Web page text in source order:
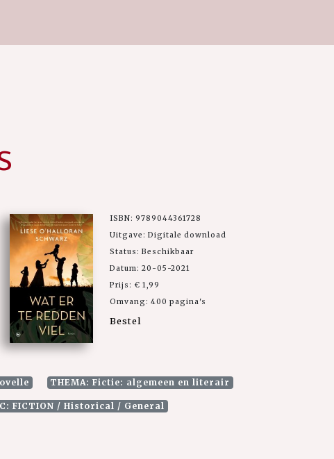
ISBN: 9789044361728
Uitgave: Digitale download
Status: Beschikbaar
Datum: 20-05-2021
Prijs: € 1,99
Omvang: 400 pagina's
Bestel
THEMA: Fictie: algemeen en literair
FICTION / Historical / General